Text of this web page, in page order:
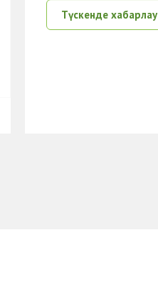
Түскенде хабарлау